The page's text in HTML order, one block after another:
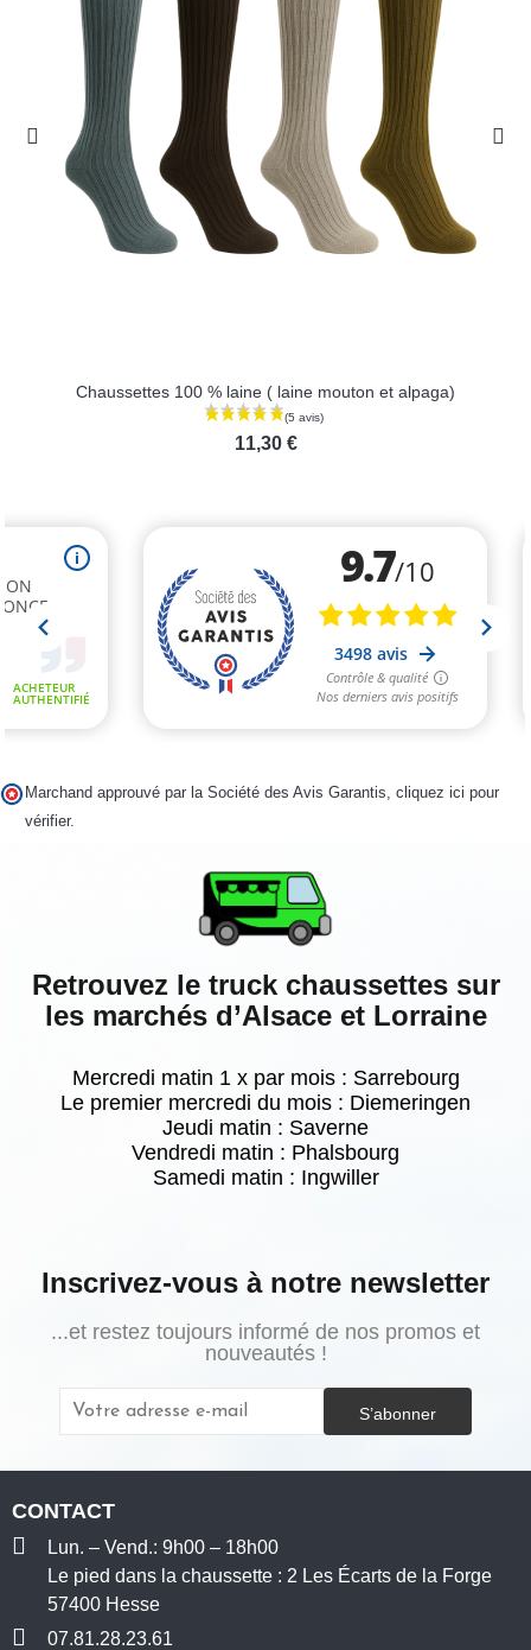
Chaussettes 100 % laine ( laine mouton et alpaga)
11,30 €
Marchand approuvé par la Société des Avis Garantis, cliquez ici pour
vérifier.
Retrouvez le truck chaussettes sur
les marchés d’Alsace et Lorraine
Mercredi matin 1 x par mois : Sarrebourg
Le premier mercredi du mois : Diemeringen
Jeudi matin : Saverne
Vendredi matin : Phalsbourg
Samedi matin : Ingwiller
Inscrivez-vous à notre newsletter
...et restez toujours informé de nos promos et
nouveautés !
S’abonner
CONTACT
Lun. – Vend.: 9h00 – 18h00
Le pied dans la chaussette : 2 Les Écarts de la Forge
57400 Hesse
07.81.28.23.61